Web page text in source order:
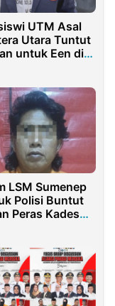
UTM Asal
Utara Tuntut
untuk Een di
LSM Sumenep
Polisi Buntut
Peras Kades